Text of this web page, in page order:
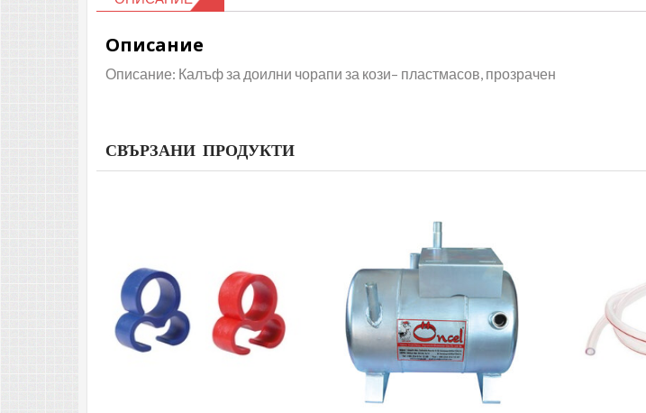
Описание
Описание: Калъф за доилни чорапи за кози– пластмасов, прозрачен
СВЪРЗАНИ ПРОДУКТИ